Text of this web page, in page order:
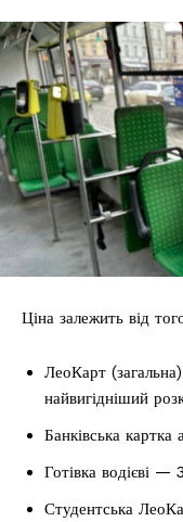
Ціна залежить від
ЛеоКарт
найвигідніший
Банківська
Готівка водієві —
Студентська